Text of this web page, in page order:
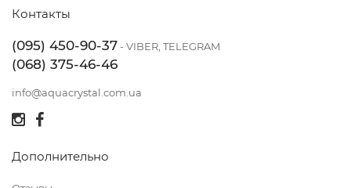
Контакты
(095) 450-90-37- VIBER, TELEGRAM
(068) 375-46-46
info@aquacrystal.com.ua
Дополнительно